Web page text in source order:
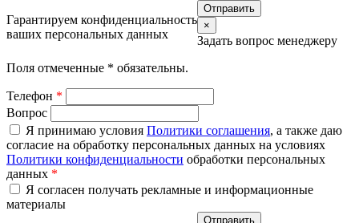
Гарантируем конфиденциальность
ваших персональных данных
×
Задать вопрос менеджеру
Поля отмеченные * обязательны.
Телефон *
Вопрос
Я принимаю условия Политики соглашения, а также даю
согласие на обработку персональных данных на условиях
Политики конфиденциальности обработки персональных
данных *
Я согласен получать рекламные и информационные
материалы